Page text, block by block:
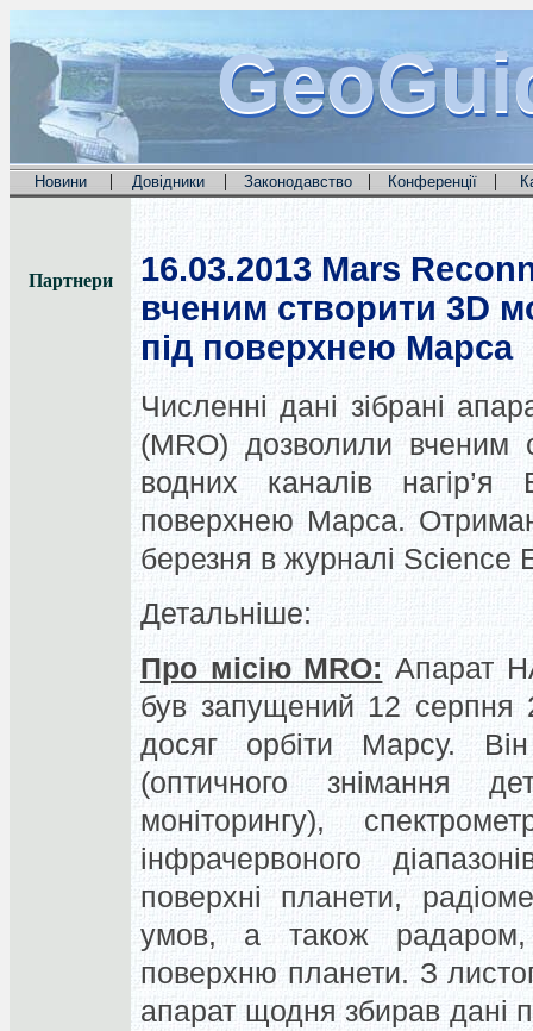
Новини | Довідники | Законодавство | Конференції |
Партнери 16.03.2013 Mars
вченим створити 3D
під поверхнею Марса
Численні дані зібрані
(MRO) дозволили вченим
водних каналів нагір’я
поверхнею Марса.
березня в журналі Science
Детальніше:
Про місію MRO: Апарат
був запущений 12 серпня
досяг орбіти Марсу.
(оптичного знімання
моніторингу),
інфрачервоного
поверхні планети,
умов, а також радаром,
поверхню планети. З
апарат щодня збирав дані